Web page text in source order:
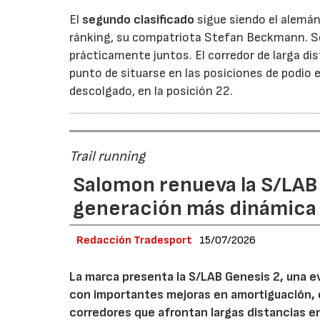
El segundo clasificado sigue siendo el
ránking, su compatriota Stefan Beckmann.
prácticamente juntos. El corredor de larga
punto de situarse en las posiciones de
descolgado, en la posición 22.
Trail running
Salomon renueva la S/
generación más
Redacción Tradesport 15/07/2026
La marca presenta la S/LAB Genesis 2, una
con importantes mejoras en
corredores que afrontan largas distancias